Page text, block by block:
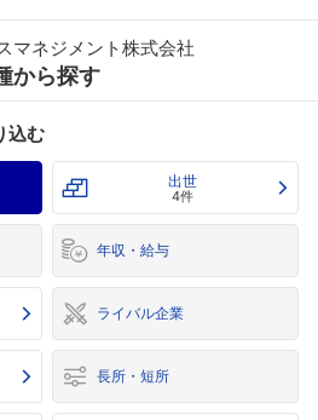
マネジメント株式会社
から探す
込む
出世
4件
年収・給与
ライバル企業
長所・短所